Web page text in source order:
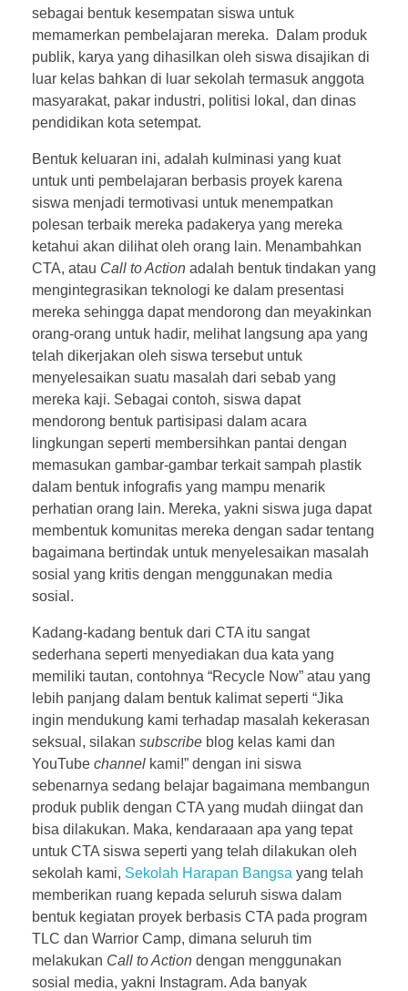
sebagai bentuk kesempatan siswa untuk
memamerkan pembelajaran mereka. Dalam produk
publik, karya yang dihasilkan oleh siswa disajikan di
luar kelas bahkan di luar sekolah termasuk anggota
masyarakat, pakar industri, politisi lokal, dan dinas
pendidikan kota setempat.
Bentuk keluaran ini, adalah kulminasi yang kuat
untuk unti pembelajaran berbasis proyek karena
siswa menjadi termotivasi untuk menempatkan
polesan terbaik mereka padakerya yang mereka
ketahui akan dilihat oleh orang lain. Menambahkan
CTA, atau Call to Action adalah bentuk tindakan yang
mengintegrasikan teknologi ke dalam presentasi
mereka sehingga dapat mendorong dan meyakinkan
orang-orang untuk hadir, melihat langsung apa yang
telah dikerjakan oleh siswa tersebut untuk
menyelesaikan suatu masalah dari sebab yang
mereka kaji. Sebagai contoh, siswa dapat
mendorong bentuk partisipasi dalam acara
lingkungan seperti membersihkan pantai dengan
memasukan gambar-gambar terkait sampah plastik
dalam bentuk infografis yang mampu menarik
perhatian orang lain. Mereka, yakni siswa juga dapat
membentuk komunitas mereka dengan sadar tentang
bagaimana bertindak untuk menyelesaikan masalah
sosial yang kritis dengan menggunakan media
sosial.
Kadang-kadang bentuk dari CTA itu sangat
sederhana seperti menyediakan dua kata yang
memiliki tautan, contohnya “Recycle Now” atau yang
lebih panjang dalam bentuk kalimat seperti “Jika
ingin mendukung kami terhadap masalah kekerasan
seksual, silakan subscribe blog kelas kami dan
YouTube channel kami!” dengan ini siswa
sebenarnya sedang belajar bagaimana membangun
produk publik dengan CTA yang mudah diingat dan
bisa dilakukan. Maka, kendaraaan apa yang tepat
untuk CTA siswa seperti yang telah dilakukan oleh
sekolah kami, Sekolah Harapan Bangsa yang telah
memberikan ruang kepada seluruh siswa dalam
bentuk kegiatan proyek berbasis CTA pada program
TLC dan Warrior Camp, dimana seluruh tim
melakukan Call to Action dengan menggunakan
sosial media, yakni Instagram. Ada banyak